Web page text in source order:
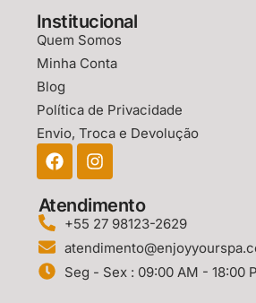
Institucional
Quem Somos
Minha Conta
Blog
Política de Privacidade
Envio, Troca e Devolução
Atendimento
+55 27 98123-2629
Seg - Sex : 09:00 AM - 18:00